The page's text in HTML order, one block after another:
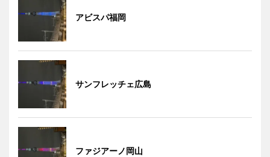
アビスパ福岡
サンフレッチェ広島
ファジアーノ岡山